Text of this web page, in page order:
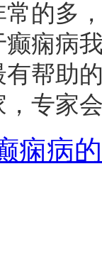
的多
癫痫病
帮助
专家
痫病